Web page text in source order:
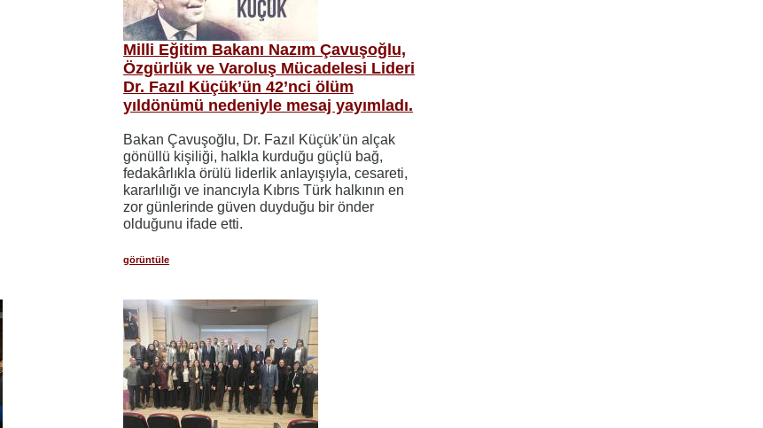
Milli Eğitim Bakanı Nazım Çavuşoğlu,
Özgürlük ve Varoluş Mücadelesi Lideri
Dr. Fazıl Küçük’ün 42’nci ölüm
yıldönümü nedeniyle mesaj yayımladı.
Bakan Çavuşoğlu, Dr. Fazıl Küçük’ün alçak
gönüllü kişiliği, halkla kurduğu güçlü bağ,
fedakârlıkla örülü liderlik anlayışıyla, cesareti,
kararlılığı ve inancıyla Kıbrıs Türk halkının en
zor günlerinde güven duyduğu bir önder
olduğunu ifade etti.
görüntüle